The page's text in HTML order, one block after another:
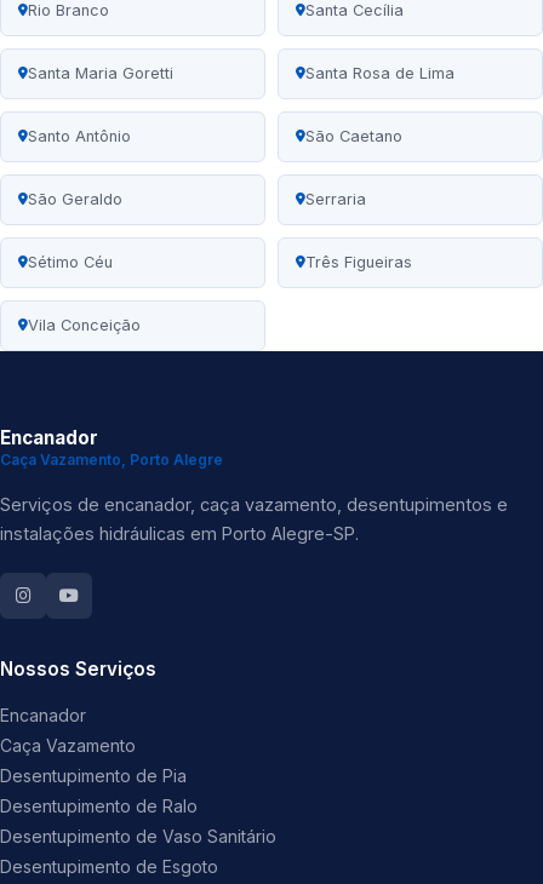
Rio Branco Santa Cecília
Santa Maria Goretti Santa Rosa de Lima
Santo Antônio São Caetano
São Geraldo Serraria
Sétimo Céu Três Figueiras
Vila Conceição
Encanador
Caça Vazamento, Porto Alegre
Serviços de encanador, caça vazamento, desentupimentos e
instalações hidráulicas em Porto Alegre-SP.
Nossos Serviços
Encanador
Caça Vazamento
Desentupimento de Pia
Desentupimento de Ralo
Desentupimento de Vaso Sanitário
Desentupimento de Esgoto